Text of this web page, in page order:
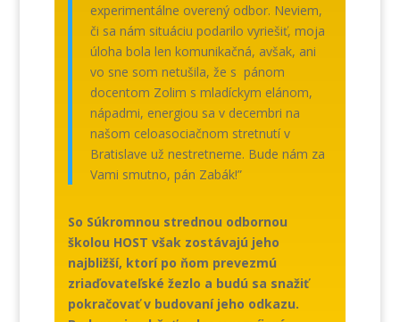
experimentálne overený odbor. Neviem,
či sa nám situáciu podarilo vyriešiť, moja
úloha bola len komunikačná, avšak, ani
vo sne som netušila, že s pánom
docentom Zolim s mladíckym elánom,
nápadmi, energiou sa v decembri na
našom celoasociačnom stretnutí v
Bratislave už nestretneme. Bude nám za
Vami smutno, pán Zabák!”
So Súkromnou strednou odbornou
školou HOST však zostávajú jeho
najbližší, ktorí po ňom prevezmú
zriaďovateľské žezlo a budú sa snažiť
pokračovať v budovaní jeho odkazu.